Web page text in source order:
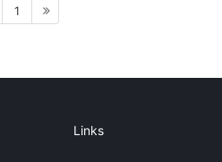
1
Links